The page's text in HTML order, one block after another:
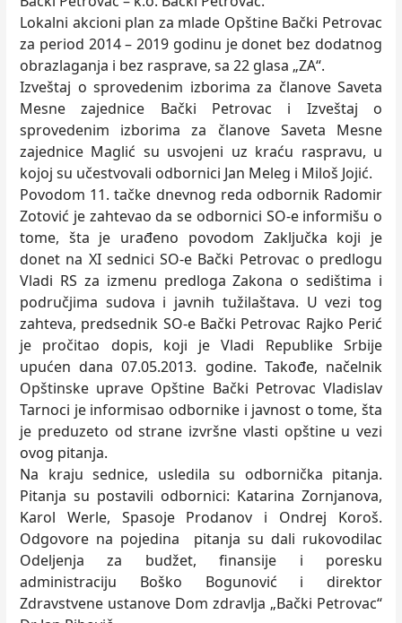
Lokalni akcioni plan za mlade Opštine Bački Petrovac
za period 2014 – 2019 godinu je donet bez dodatnog
obrazlaganja i bez rasprave, sa 22 glasa „ZA“.
Izveštaj o sprovedenim izborima za članove Saveta
Mesne zajednice Bački Petrovac i Izveštaj o
sprovedenim izborima za članove Saveta Mesne
zajednice Maglić su usvojeni uz kraću raspravu, u
kojoj su učestvovali odbornici Jan Meleg i Miloš Jojić.
Povodom 11. tačke dnevnog reda odbornik Radomir
Zotović je zahtevao da se odbornici SO-e informišu o
tome, šta je urađeno povodom Zaključka koji je
donet na XI sednici SO-e Bački Petrovac o predlogu
Vladi RS za izmenu predloga Zakona o sedištima i
područjima sudova i javnih tužilaštava. U vezi tog
zahteva, predsednik SO-e Bački Petrovac Rajko Perić
je pročitao dopis, koji je Vladi Republike Srbije
upućen dana 07.05.2013. godine. Takođe, načelnik
Opštinske uprave Opštine Bački Petrovac Vladislav
Tarnoci je informisao odbornike i javnost o tome, šta
je preduzeto od strane izvršne vlasti opštine u vezi
ovog pitanja.
Na kraju sednice, usledila su odbornička pitanja.
Pitanja su postavili odbornici: Katarina Zornjanova,
Karol Werle, Spasoje Prodanov i Ondrej Koroš.
Odgovore na pojedina pitanja su dali rukovodilac
Odeljenja za budžet, finansije i poresku
administraciju Boško Bogunović i direktor
Zdravstvene ustanove Dom zdravlja „Bački Petrovac“